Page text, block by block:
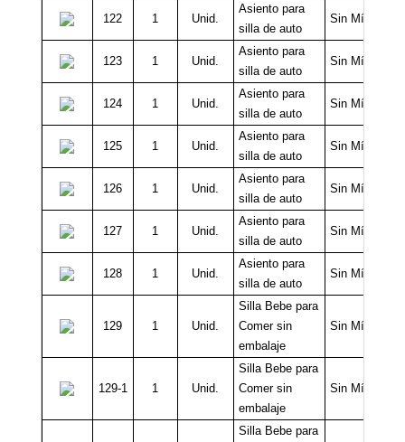
122 1 Unid.
Asiento para
silla de auto
Sin Mínimo
123 1 Unid.
Asiento para
silla de auto
Sin Mínimo
124 1 Unid.
Asiento para
silla de auto
Sin Mínimo
125 1 Unid.
Asiento para
silla de auto
Sin Mínimo
126 1 Unid.
Asiento para
silla de auto
Sin Mínimo
127 1 Unid.
Asiento para
silla de auto
Sin Mínimo
128 1 Unid.
Asiento para
silla de auto
Sin Mínimo
129 1 Unid.
Silla Bebe para
Comer sin
embalaje
Sin Mínimo
129-1 1 Unid.
Silla Bebe para
Comer sin
embalaje
Sin Mínimo
Silla Bebe para